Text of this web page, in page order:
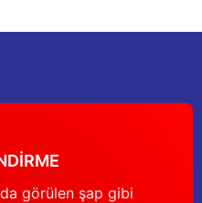
olmalı.
görülen şap gibi